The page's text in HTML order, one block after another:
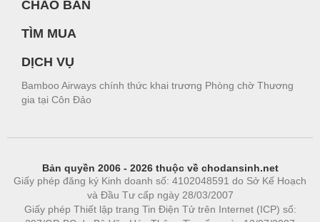
CHÀO BÁN
TÌM MUA
DỊCH VỤ
Bamboo Airways chính thức khai trương Phòng chờ Thương
gia tại Côn Đảo
Bản quyền 2006 - 2026 thuộc về chodansinh.net
Giấy phép đăng ký Kinh doanh số: 4102048591 do Sở Kế Hoạch
và Đầu Tư cấp ngày 28/03/2007
Giấy phép Thiết lập trang Tin Điện Tử trên Internet (ICP) số: